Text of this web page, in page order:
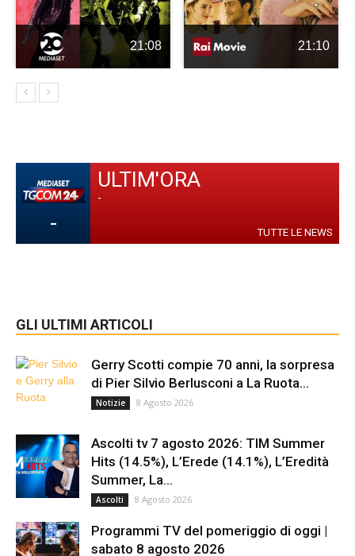
21:08 21:10
-
ULTIM'ORA
-
TUTTE LE NEWS
GLI ULTIMI ARTICOLI
Gerry Scotti compie 70 anni, la sorpresa
di Pier Silvio Berlusconi a La Ruota...
Notizie 8 Agosto 2026
Ascolti tv 7 agosto 2026: TIM Summer
Hits (14.5%), L’Erede (14.1%), L’Eredità
Summer, La...
Ascolti 8 Agosto 2026
Programmi TV del pomeriggio di oggi |
sabato 8 agosto 2026